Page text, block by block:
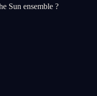
Sun ensemble ?